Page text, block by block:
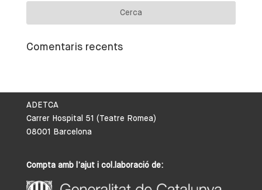
Comentaris recents
ADETCA
Carrer Hospital 51 (Teatre Romea)
08001 Barcelona
Compta amb l’ajut i col.laboració de: